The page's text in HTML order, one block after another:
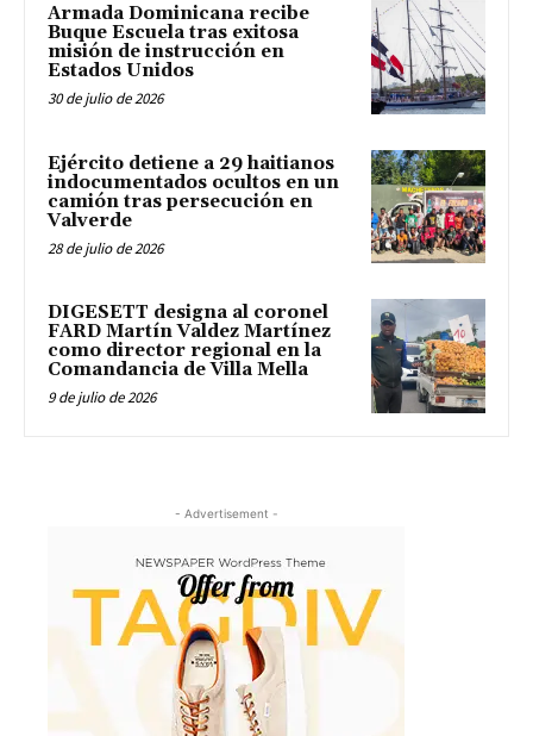
Armada Dominicana recibe
Buque Escuela tras exitosa
misión de instrucción en
Estados Unidos
30 de julio de 2026
Ejército detiene a 29 haitianos
indocumentados ocultos en un
camión tras persecución en
Valverde
28 de julio de 2026
DIGESETT designa al coronel
FARD Martín Valdez Martínez
como director regional en la
Comandancia de Villa Mella
9 de julio de 2026
- Advertisement -